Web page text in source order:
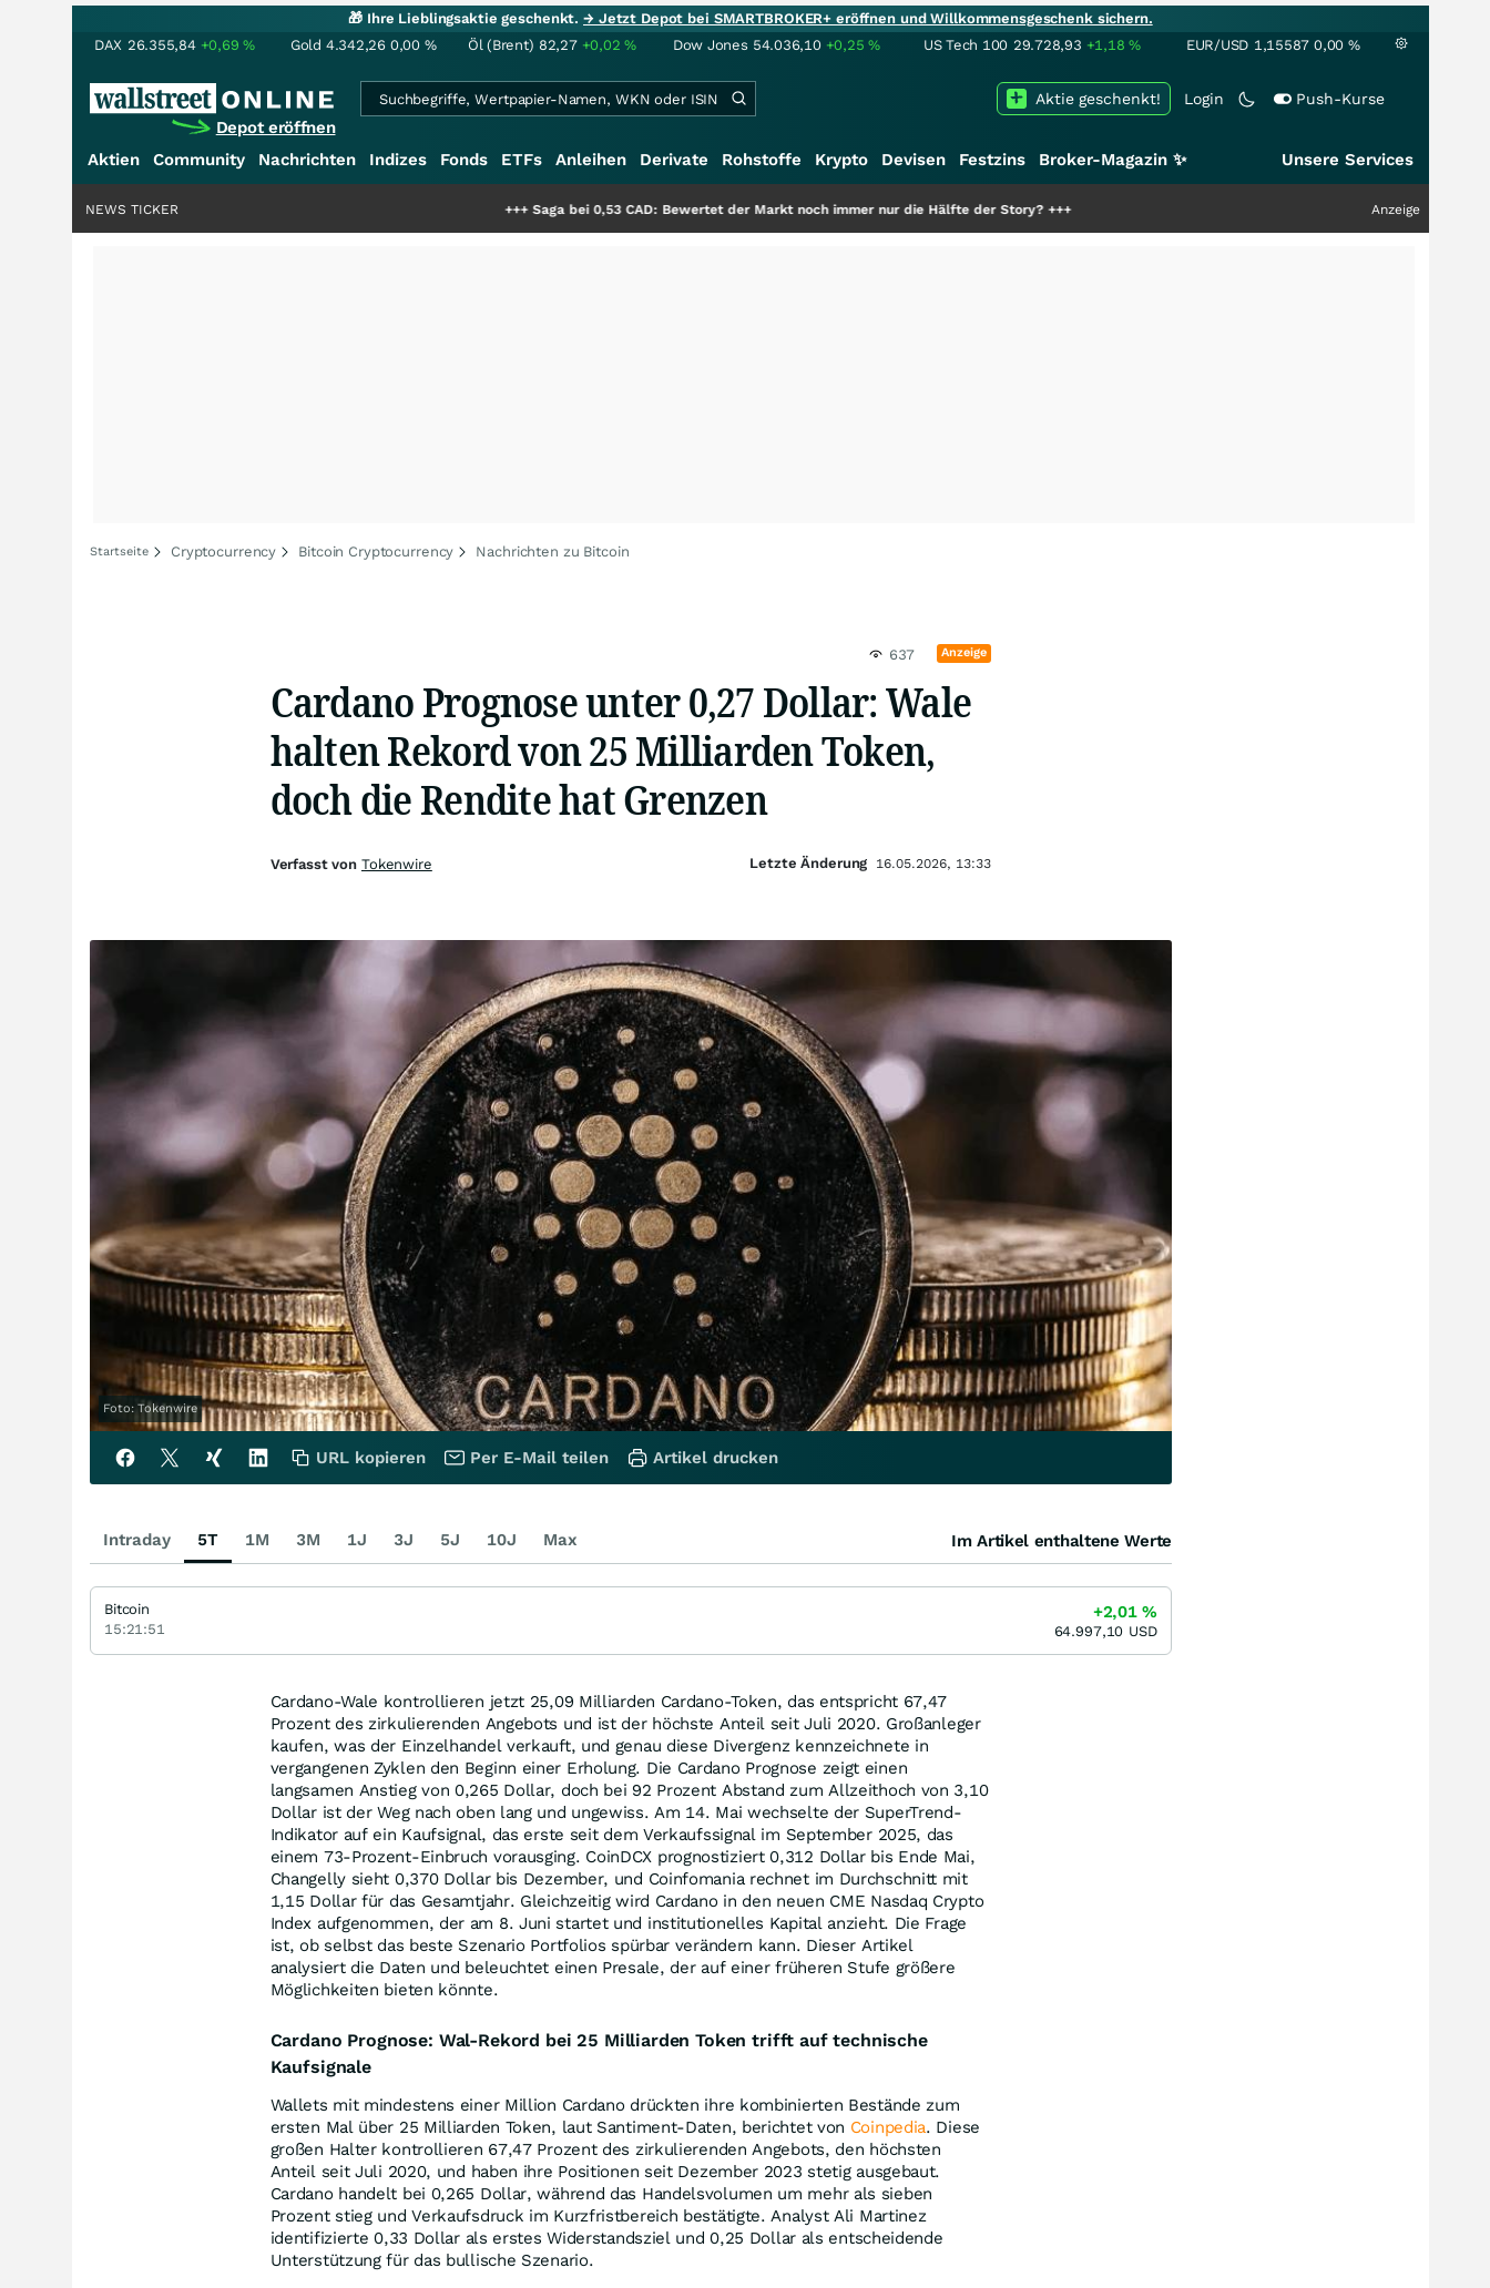
🎁 Ihre Lieblingsaktie geschenkt.→ Jetzt Depot bei SMARTBROKER+ eröffnen und Willkommensgeschenk sichern.
DAX 26.355,84 +0,69% Gold 4.342,26 0,00 % Öl (Brent) 82,27 +0,02% Dow Jones 54.036,10 +0,25% US Tech 100 29.728,93 +1,18% EUR/USD 1,15587 0,00 %
Depot eröffnen
Login Push-Kurse
Aktie geschenkt!
Aktien Community Nachrichten Indizes Fonds ETFs Anleihen Derivate Rohstoffe Krypto Devisen Festzins Broker-Magazin ✨ Unsere Services
Saga bei 0,53 CAD: Bewertet der Markt noch immer nur die Hälfte der Story?+++ Anzeige
NEWS TICKER
Startseite Cryptocurrency Bitcoin Cryptocurrency Nachrichten zu Bitcoin
637 Anzeige
Cardano Prognose unter 0,27 Dollar: Wale
halten Rekord von 25 Milliarden Token,
doch die Rendite hat Grenzen
Foto: Tokenwire
Cardano-Wale kontrollieren jetzt 25,09 Milliarden Cardano-Token, das entspricht 67,47
Prozent des zirkulierenden Angebots und ist der höchste Anteil seit Juli 2020. Großanleger
kaufen, was der Einzelhandel verkauft, und genau diese Divergenz kennzeichnete in
vergangenen Zyklen den Beginn einer Erholung. Die Cardano Prognose zeigt einen
langsamen Anstieg von 0,265 Dollar, doch bei 92 Prozent Abstand zum Allzeithoch von 3,10
Dollar ist der Weg nach oben lang und ungewiss. Am 14. Mai wechselte der SuperTrend-
Indikator auf ein Kaufsignal, das erste seit dem Verkaufssignal im September 2025, das
einem 73-Prozent-Einbruch vorausging. CoinDCX prognostiziert 0,312 Dollar bis Ende Mai,
Changelly sieht 0,370 Dollar bis Dezember, und Coinfomania rechnet im Durchschnitt mit
1,15 Dollar für das Gesamtjahr. Gleichzeitig wird Cardano in den neuen CME Nasdaq Crypto
Index aufgenommen, der am 8. Juni startet und institutionelles Kapital anzieht. Die Frage
ist, ob selbst das beste Szenario Portfolios spürbar verändern kann. Dieser Artikel
analysiert die Daten und beleuchtet einen Presale, der auf einer früheren Stufe größere
Möglichkeiten bieten könnte.
Cardano Prognose: Wal-Rekord bei 25 Milliarden Token trifft auf technische
Kaufsignale
Wallets mit mindestens einer Million Cardano drückten ihre kombinierten Bestände zum
ersten Mal über 25 Milliarden Token, laut Santiment-Daten, berichtet von Coinpedia. Diese
großen Halter kontrollieren 67,47 Prozent des zirkulierenden Angebots, den höchsten
Anteil seit Juli 2020, und haben ihre Positionen seit Dezember 2023 stetig ausgebaut.
Cardano handelt bei 0,265 Dollar, während das Handelsvolumen um mehr als sieben
Prozent stieg und Verkaufsdruck im Kurzfristbereich bestätigte. Analyst Ali Martinez
identifizierte 0,33 Dollar als erstes Widerstandsziel und 0,25 Dollar als entscheidende
Unterstützung für das bullische Szenario.
Verfasst von Tokenwire Letzte Änderung 16.05.2026, 13:33
URL kopieren Per E-Mail teilen Artikel drucken
Intraday 5T 1M 3M 1J 3J 5J 10J Max Im Artikel enthaltene Werte
Bitcoin
15:21:51
+2,01%
64.997,10 USD